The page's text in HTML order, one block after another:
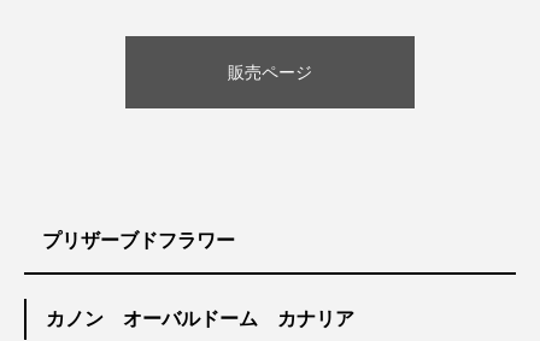
販売ページ
プリザーブドフラワー
カノン オーバルドーム カナリア